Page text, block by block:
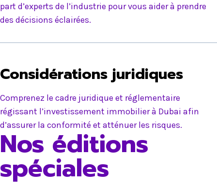
part d’experts de l’industrie pour vous aider à prendre
des décisions éclairées.
Considérations juridiques
Comprenez le cadre juridique et réglementaire
régissant l’investissement immobilier à Dubai afin
d’assurer la conformité et atténuer les risques.
Nos éditions
spéciales